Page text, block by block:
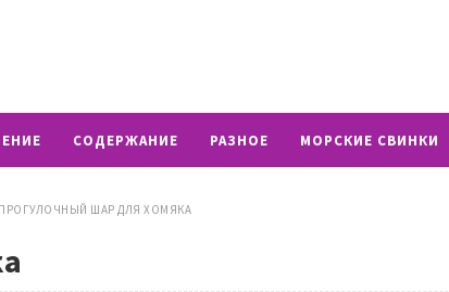
СОДЕРЖАНИЕ РАЗНОЕ МОРСКИЕ СВИНКИ
ПРОГУЛОЧНЫЙ ШАР ДЛЯ ХОМЯКА